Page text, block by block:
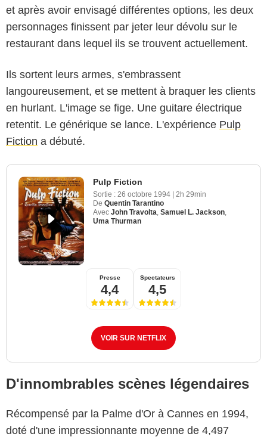
et après avoir envisagé différentes options, les deux
personnages finissent par jeter leur dévolu sur le
restaurant dans lequel ils se trouvent actuellement.
Ils sortent leurs armes, s'embrassent
langoureusement, et se mettent à braquer les clients
en hurlant. L'image se fige. Une guitare électrique
retentit. Le générique se lance. L'expérience Pulp
Fiction a débuté.
Pulp Fiction
Sortie : 26 octobre 1994 | 2h 29min
De Quentin Tarantino
Avec John Travolta Samuel L. Jackson
Uma Thurman
Presse
4,4
Spectateurs
4,5
VOIR SUR NETFLIX
D'innombrables scènes légendaires
Récompensé par la Palme d'Or à Cannes en 1994,
doté d'une impressionnante moyenne de 4,497